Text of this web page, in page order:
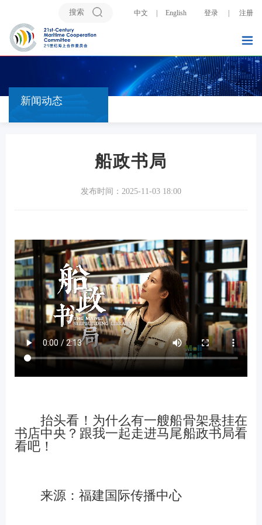
登录 注册
中文 English
新闻动态
船政书局
发布时间：2025-11-03 18:00
抬头看！为什么有一艘船骨架悬挂在
书店中央？跟我一起走进马尾船政书局看
看吧！
来源：福建国际传播中心